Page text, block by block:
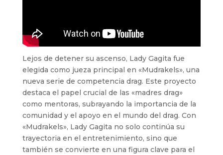
Lejos de detener su ascenso, Lady Gagita fue
elegida como jueza principal en «Mudrakels», una
nueva serie de competencia drag. Este proyecto
destaca el papel crucial de las «madres drag»
como mentoras, subrayando la importancia de la
comunidad y el apoyo en el mundo del drag. Con
«Mudrakels», Lady Gagita no solo continúa su
trayectoria en el entretenimiento, sino que
también se convierte en una figura clave para el